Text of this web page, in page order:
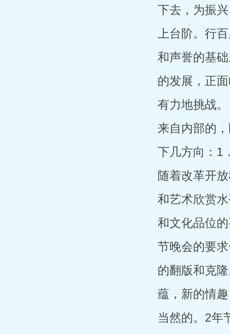
下去，为振
上台阶。行
和声誉的基
的发展，正
有力地挑战
来自内部的
下几方向：1
随着改革开
和艺术欣赏
和文化品位
节晚会的要
的翻版和克
蕴，新的情
当然的。2年